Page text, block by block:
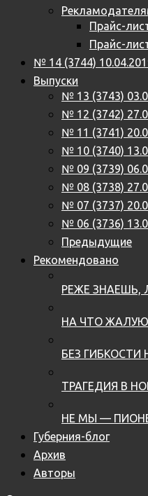
Прайс-
Прайс-
№ 14 (3744)
Выпуски
№ 13 (3743)
№ 12 (3742)
№ 11 (3741)
№ 10 (3740)
№ 09 (3739)
№ 08 (3738)
№ 07 (3737)
№ 06 (3736)
Предыдущие
Рекомендовано
РЕЖЕ ЗНАЕШЬ,
НА ЧТО
БЕЗ ГИБКОСТИ
ТРАГЕДИЯ В
НЕ МЫ —
Губерния-блог
Архив
Авторы